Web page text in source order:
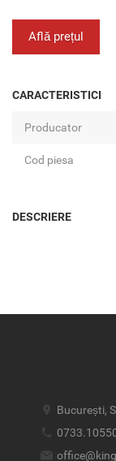
Află prețul
CARACTERISTICI
Producator
Cod piesa
DESCRIERE
București,